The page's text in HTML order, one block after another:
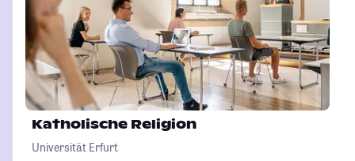
Katholische Religion
Universität Erfurt